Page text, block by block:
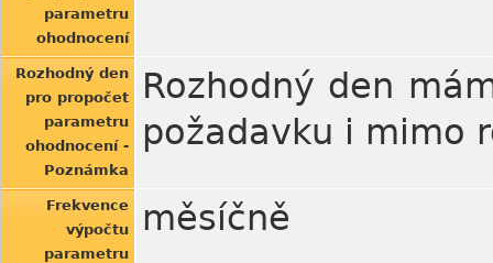
parametru
ohodnocení
Rozhodný den
pro propočet
parametru
ohodnocení -
Poznámka
Rozhodný den
požadavku i mimo
Frekvence
výpočtu
parametru
měsíčně